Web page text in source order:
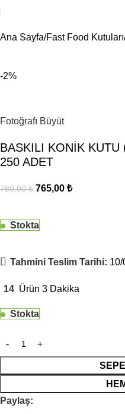
Ana Sayfa Fast Food Kutuları
-2%
Fotoğrafı Büyüt
BASKILI KONİK
250 ADET
780,00₺ 765,00 ₺
Stokta
Tahmini Teslim Tarihi: 10/
14 Ürün 3 Dakika
Stokta
Paylaş: